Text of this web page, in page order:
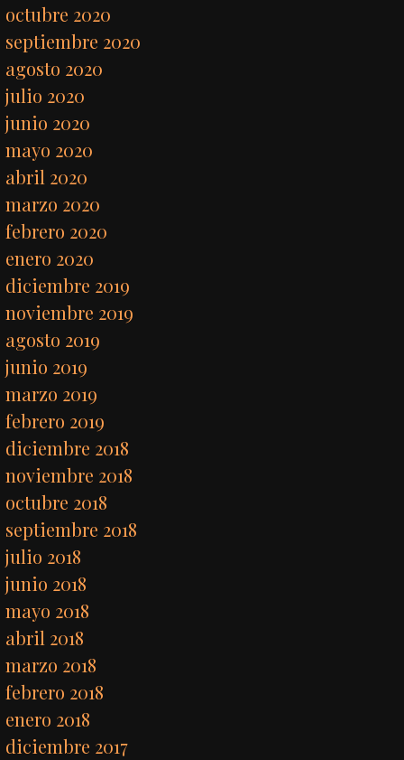
octubre 2020
septiembre 2020
agosto 2020
julio 2020
junio 2020
mayo 2020
abril 2020
marzo 2020
febrero 2020
enero 2020
diciembre 2019
noviembre 2019
agosto 2019
junio 2019
marzo 2019
febrero 2019
diciembre 2018
noviembre 2018
octubre 2018
septiembre 2018
julio 2018
junio 2018
mayo 2018
abril 2018
marzo 2018
febrero 2018
enero 2018
diciembre 2017